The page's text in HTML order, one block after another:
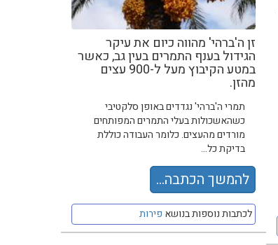
זן ה'ברהי' מהווה כיום את עיקר
הגידול בענף התמרים בעין גב, כאשר
במטע הקיבוץ מעל ל-900 עצים
מהזן.
תמרי ה'ברהי' נגדדים באופן סלקטיבי
כשהאשכולות בעלי התמרים המפותחים
מורדים מהעצים. כלומר העבודה כוללת
בדיקת כל...
להמשך הכתבה...
לכתבות נוספות בנושא פירות